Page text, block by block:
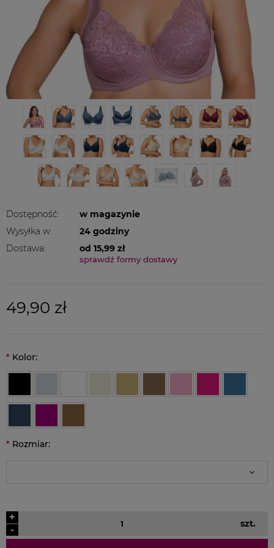
Dostępność:
w magazynie
Wysyłka w:
24 godziny
Dostawa:
od 15,99 zł
sprawdź formy dostawy
49,90 zł
* Kolor:
* Rozmiar:
-
+
szt.